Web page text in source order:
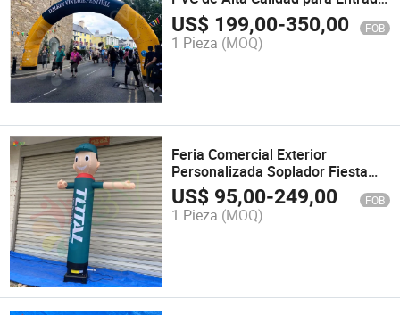
y Meta, Arco Inflable para
Exteriores
US$ 199,00-350,00 FOB
1 Pieza (MOQ)
Feria Comercial Exterior
Personalizada Soplador Fiesta
Escenario Viento Cielo Ondeando
Inflables Publicitarios Danzantes
de Aire
US$ 95,00-249,00 FOB
1 Pieza (MOQ)